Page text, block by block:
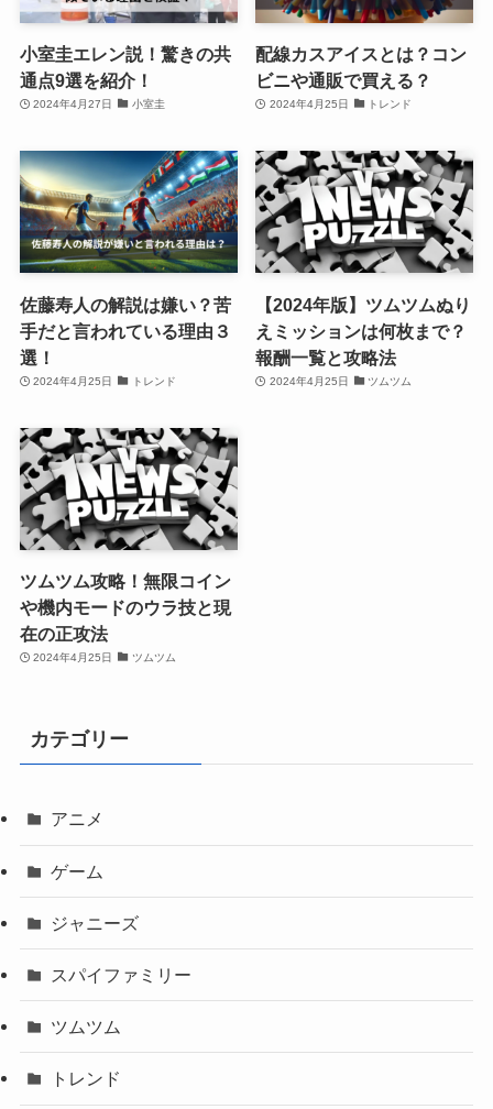
新着記事
小室圭エレン説！驚きの共
通点9選を紹介！
2024年4月27日
配線カスアイスとは？コン
ビニや通販で買える？
2024年4月25日 トレンド
手だと言われている理由３
選！
2024年4月25日
や機内モードのウラ技と現
2024年4月25日 ツムツム
カテゴリー
アニメ